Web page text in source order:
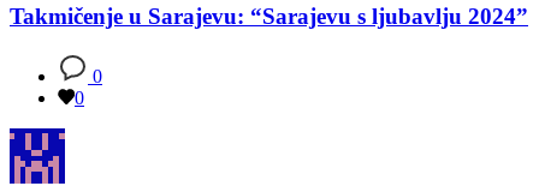
Takmičenje u Sarajevu: “Sarajevu s ljubavlju 2024”
0
0